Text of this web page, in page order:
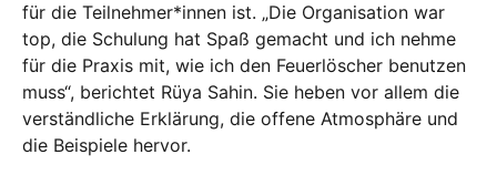
für die Teilnehmer*innen ist. „Die Organisation war
top, die Schulung hat Spaß gemacht und ich nehme
für die Praxis mit, wie ich den Feuerlöscher benutzen
muss“, berichtet Rüya Sahin. Sie heben vor allem die
verständliche Erklärung, die offene Atmosphäre und
die Beispiele hervor.